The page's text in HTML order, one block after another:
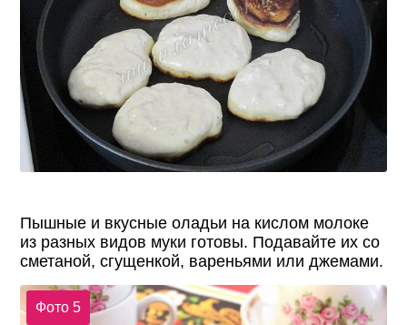
Пышные и вкусные оладьи на кислом молоке
из разных видов муки готовы. Подавайте их со
сметаной, сгущенкой, вареньями или джемами.
Фото 5